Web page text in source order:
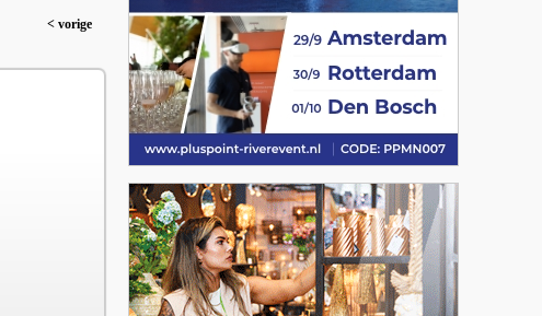
< vorige